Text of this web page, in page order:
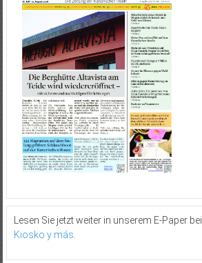
Lesen Sie jetzt weiter in unserem E-Paper bei
Kiosko y más.